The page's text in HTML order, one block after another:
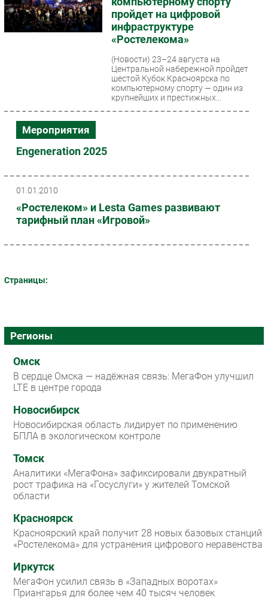
CIO/Управление ИТ
Гаджеты
Аналитика
Интервью
Мероприятия
Проекты
IT класс
Тестовый стенд
Каталог компаний
пройдет на цифровой
инфраструктуре
«Ростелекома»
(Новости) 23–24 августа на
Центральной набережной пройдет
шестой Кубок Красноярска по
компьютерному спорту — один из
крупнейших и престижных...
Мероприятия
Engeneration 2025
01.01.2010
«Ростелеком» и Lesta Games развивают
тарифный план «Игровой»
Страницы:
Регионы
Омск
В сердце Омска — надёжная связь: МегаФон улучшил
LTE в центре города
Новосибирск
Новосибирская область лидирует по применению
БПЛА в экологическом контроле
Томск
Аналитики «МегаФона» зафиксировали двукратный
рост трафика на «Госуслуги» у жителей Томской
области
Красноярск
Красноярский край получит 28 новых базовых станций
«Ростелекома» для устранения цифрового неравенства
Иркутск
МегаФон усилил связь в «Западных воротах»
Приангарья для более чем 40 тысяч человек